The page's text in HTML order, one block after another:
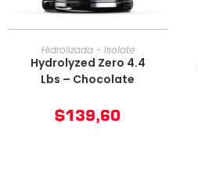
AÑADIR AL CARRITO
Hidrolizada - Isolate
Hydrolyzed Zero 4.4
Lbs – Chocolate
$139,60